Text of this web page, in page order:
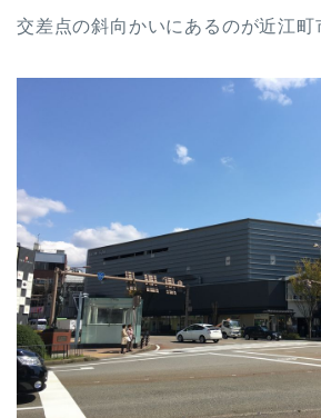
交差点の斜向かいにあるのが近江町